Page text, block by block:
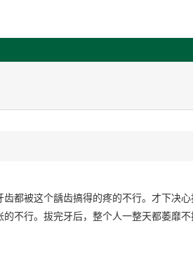
都被这个龋齿搞得的疼的不行。才下决心
不行。拔完牙后，整个人一整天都萎靡